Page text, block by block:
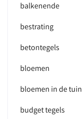
balkenende
bestrating
betontegels
bloemen
bloemen in de tuin
budget tegels